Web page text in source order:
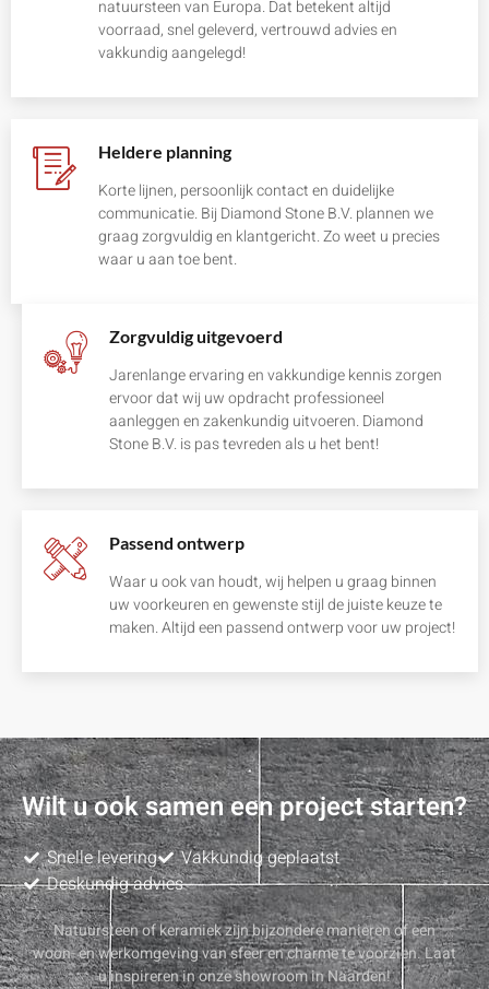
natuursteen van Europa. Dat betekent altijd
voorraad, snel geleverd, vertrouwd advies en
vakkundig aangelegd!
Heldere planning
Korte lijnen, persoonlijk contact en duidelijke
communicatie. Bij Diamond Stone B.V. plannen we
graag zorgvuldig en klantgericht. Zo weet u precies
waar u aan toe bent.
Zorgvuldig uitgevoerd
Jarenlange ervaring en vakkundige kennis zorgen
ervoor dat wij uw opdracht professioneel
aanleggen en zakenkundig uitvoeren. Diamond
Stone B.V. is pas tevreden als u het bent!
Passend ontwerp
Waar u ook van houdt, wij helpen u graag binnen
uw voorkeuren en gewenste stijl de juiste keuze te
maken. Altijd een passend ontwerp voor uw project!
Wilt u ook samen een project starten?
Snelle levering
Vakkundig geplaatst
Deskundig advies
Natuursteen of keramiek zijn bijzondere manieren of een
woon- en werkomgeving van sfeer en charme te voorzien. Laat
u inspireren in onze showroom in Naarden!